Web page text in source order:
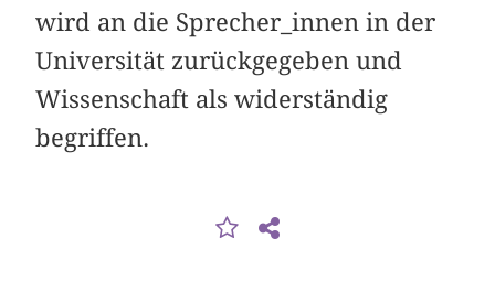
wird an die Sprecher_innen in der
Universität zurückgegeben und
Wissenschaft als widerständig
begriffen.